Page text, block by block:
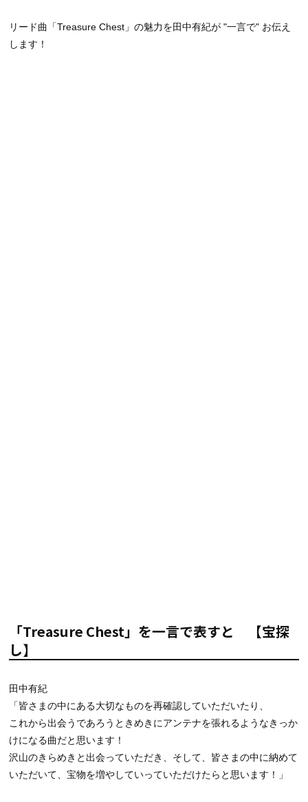
リード曲「Treasure Chest」の魅力を田中有紀が "一言で" お伝え
します！
「Treasure Chest」を一言で表すと 【宝探
し】
田中有紀
「皆さまの中にある大切なものを再確認していただいたり、
これから出会うであろうときめきにアンテナを張れるようなきっか
けになる曲だと思います！
沢山のきらめきと出会っていただき、そして、皆さまの中に納めて
いただいて、宝物を増やしていっていただけたらと思います！」